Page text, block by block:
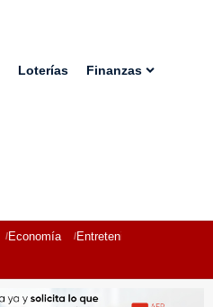
Loterías Finanzas
Economía Entretenimiento